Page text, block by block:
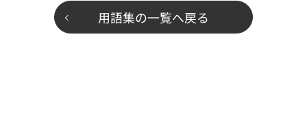
用語集の一覧へ戻る